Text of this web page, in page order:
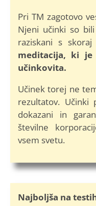
Pri TM zagotovo
Njeni učinki so
raziskani s skoraj
meditacija, ki je
učinkovita.
Učinek torej ne
rezultatov. Učinki
dokazani in
številne
vsem svetu.
Najboljša na